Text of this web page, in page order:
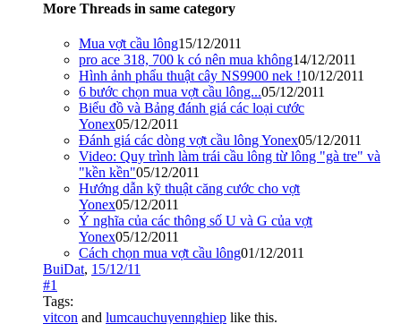
More Threads in same category
Mua vợt cầu lông15/12/2011
pro ace 318, 700 k có nên mua không14/12/2011
Hình ảnh phẩu thuật cây NS9900 nek !10/12/2011
6 bước chọn mua vợt cầu lông...05/12/2011
Biểu đồ và Bảng đánh giá các loại cước
Yonex05/12/2011
Đánh giá các dòng vợt cầu lông Yonex05/12/2011
Video: Quy trình làm trái cầu lông từ lông "gà tre" và
"kền kền"05/12/2011
Hướng dẫn kỹ thuật căng cước cho vợt
Yonex05/12/2011
Ý nghĩa của các thông số U và G của vợt
Yonex05/12/2011
Cách chọn mua vợt cầu lông01/12/2011
BuiDat, 15/12/11
#1
Tags:
vitcon and lumcauchuyennghiep like this.